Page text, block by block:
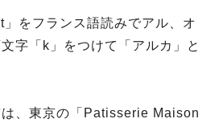
をフランス語読みでアル、オ
字「k」をつけて「アルカ」と
、東京の「Patisserie Maison